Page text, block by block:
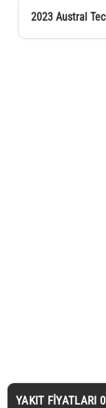
2023 Austral
YAKIT FIYATLARI